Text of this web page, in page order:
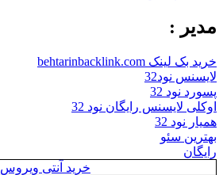
مدیر :
خرید بک لینک behtarinbacklink.com
لایسنس نود32
پسورد نود 32
اوکلی لایسنس رایگان نود 32
همیار نود 32
بهترین سئو
رایگان
خرید آنتی ویروس